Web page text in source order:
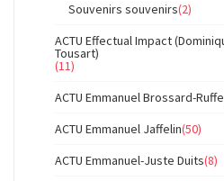
Souvenirs souvenirs(2)
ACTU Effectual Impact
Tousart)
(11)
ACTU Emmanuel Brossard-
ACTU Emmanuel Jaffelin(50)
ACTU Emmanuel-Juste Duits(8)